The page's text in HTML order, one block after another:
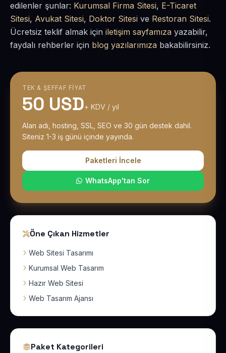
edilenler şunlar: Kurumsal Firma Sitesi, E-Ticaret
Sitesi, Avukat Sitesi, Doktor Sitesi ve Restoran Sitesi.
Ücretsiz teklif almak için iletişim sayfamıza yazabilir,
faydalı rehberler için blog yazılarımıza bakabilirsiniz.
TEK & ŞEFFAF FIYAT
50 USD+ KDV / yıl
Alan adı, hosting, SSL, SEO ve 30 gün destek dahil.
Siteniz 1-3 iş günü içinde yayında.
Paketleri İncele
WhatsApp'tan Sor
Öne Çıkan Hizmetler
Web Sitesi Tasarımı
Kurumsal Web Tasarım
Hazır Web Sitesi
Web Tasarım Ajansı
Paket Kategorileri